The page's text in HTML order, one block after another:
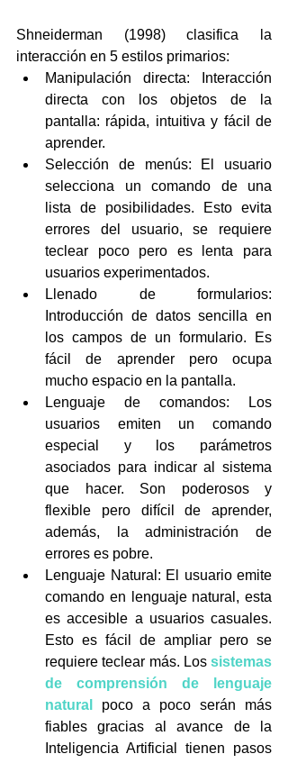
Shneiderman (1998) clasifica la
interacción en 5 estilos primarios:
Manipulación directa: Interacción
directa con los objetos de la
pantalla: rápida, intuitiva y fácil de
aprender.
Selección de menús: El usuario
selecciona un comando de una
lista de posibilidades. Esto evita
errores del usuario, se requiere
teclear poco pero es lenta para
usuarios experimentados.
Llenado de formularios:
Introducción de datos sencilla en
los campos de un formulario. Es
fácil de aprender pero ocupa
mucho espacio en la pantalla.
Lenguaje de comandos: Los
usuarios emiten un comando
especial y los parámetros
asociados para indicar al sistema
que hacer. Son poderosos y
flexible pero difícil de aprender,
además, la administración de
errores es pobre.
Lenguaje Natural: El usuario emite
comando en lenguaje natural, esta
es accesible a usuarios casuales.
Esto es fácil de ampliar pero se
requiere teclear más. Los sistemas
de comprensión de lenguaje
natural
poco a poco serán más
fiables gracias al avance de la
Inteligencia Artificial tienen pasos